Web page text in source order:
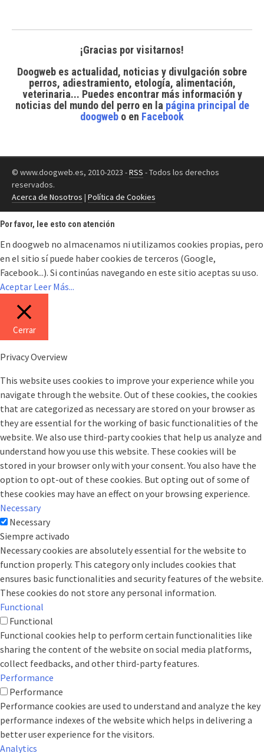
¡Gracias por visitarnos!
Doogweb es actualidad, noticias y divulgación sobre
perros, adiestramiento, etología, alimentación,
veterinaria... Puedes encontrar más información y
noticias del mundo del perroen la página principal de
doogweb o en Facebook
© www.doogweb.es, 2010-2023 -RSS - Todos los derechos
reservados.
Acerca de Nosotros | Política de Cookies
Por favor, lee esto con atención
En doogweb no almacenamos ni utilizamos cookies propias, pero
en el sitio sí puede haber cookies de terceros (Google,
Facebook...). Si continúas navegando en este sitio aceptas su uso.
Aceptar Leer Más...
Cerrar
Privacy Overview
This website uses cookies to improve your experience while you
navigate through the website. Out of these cookies, the cookies
that are categorized as necessary are stored on your browser as
they are essential for the working of basic functionalities of the
website. We also use third-party cookies that help us analyze and
understand how you use this website. These cookies will be
stored in your browser only with your consent. You also have the
option to opt-out of these cookies. But opting out of some of
these cookies may have an effect on your browsing experience.
Necessary
Necessary
Siempre activado
Necessary cookies are absolutely essential for the website to
function properly. This category only includes cookies that
ensures basic functionalities and security features of the website.
These cookies do not store any personal information.
Functional
Functional
Functional cookies help to perform certain functionalities like
sharing the content of the website on social media platforms,
collect feedbacks, and other third-party features.
Performance
Performance
Performance cookies are used to understand and analyze the key
performance indexes of the website which helps in delivering a
better user experience for the visitors.
Analytics